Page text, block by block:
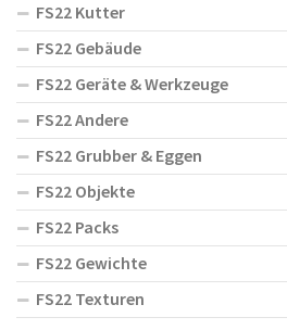
FS22 Kutter
FS22 Gebäude
FS22 Geräte & Werkzeuge
FS22 Andere
FS22 Grubber & Eggen
FS22 Objekte
FS22 Packs
FS22 Gewichte
FS22 Texturen